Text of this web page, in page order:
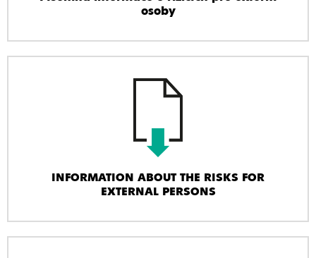
osoby
INFORMATION ABOUT THE RISKS FOR
EXTERNAL PERSONS